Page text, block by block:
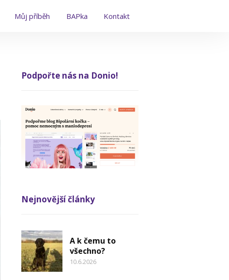
Můj příběh BAPka Kontakt
Podpořte nás na Donio!
Nejnovější články
A k čemu to
všechno?
10.6.2026